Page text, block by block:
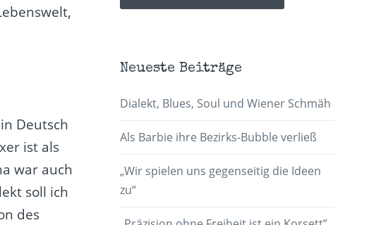
Deutsch
ist als
war auch
soll ich
des
Neueste Beiträge
Dialekt, Blues, Soul und Wiener Schmäh
Als Barbie ihre Bezirks-Bubble verließ
„Wir spielen uns gegenseitig die Ideen
zu“